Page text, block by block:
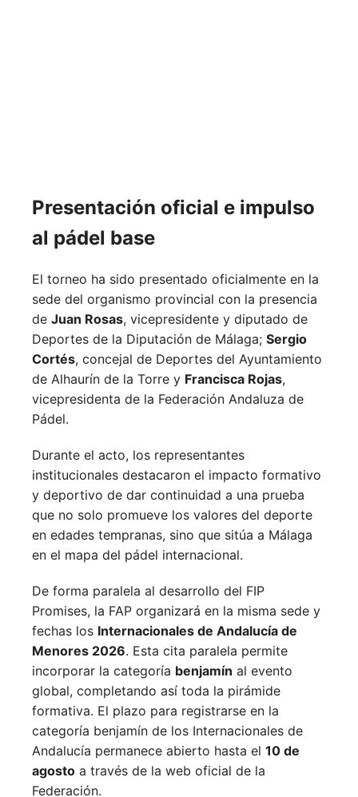
Presentación oficial e impulso
al pádel base
El torneo ha sido presentado oficialmente en la
sede del organismo provincial con la presencia
de Juan Rosas, vicepresidente y diputado de
Deportes de la Diputación de Málaga; Sergio
Cortés, concejal de Deportes del Ayuntamiento
de Alhaurín de la Torre y Francisca Rojas,
vicepresidenta de la Federación Andaluza de
Pádel.
Durante el acto, los representantes
institucionales destacaron el impacto formativo
y deportivo de dar continuidad a una prueba
que no solo promueve los valores del deporte
en edades tempranas, sino que sitúa a Málaga
en el mapa del pádel internacional.
De forma paralela al desarrollo del FIP
Promises, la FAP organizará en la misma sede y
fechas los Internacionales de Andalucía de
Menores 2026. Esta cita paralela permite
incorporar la categoría benjamín al evento
global, completando así toda la pirámide
formativa. El plazo para registrarse en la
categoría benjamín de los Internacionales de
Andalucía permanece abierto hasta el 10 de
agosto a través de la web oficial de la
Federación.